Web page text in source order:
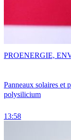
Panneaux solaires et
polysilicium
13:58
PROENERGIE,